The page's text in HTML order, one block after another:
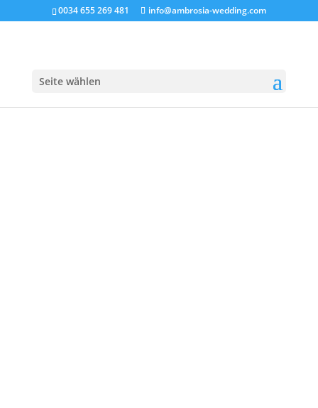
0034 655 269 481 info@ambrosia-wedding.com
Seite wählen